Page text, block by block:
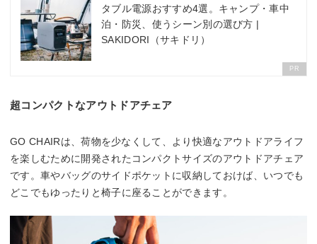
タブル電源おすすめ4選。キャンプ・車中
泊・防災、使うシーン別の選び方 |
SAKIDORI（サキドリ）
PR
超コンパクトなアウトドアチェア
GO CHAIRは、荷物を少なくして、より快適なアウトドアライフ
を楽しむために開発されたコンパクトサイズのアウトドアチェア
です。車やバッグのサイドポケットに収納しておけば、いつでも
どこでもゆったりと椅子に座ることができます。